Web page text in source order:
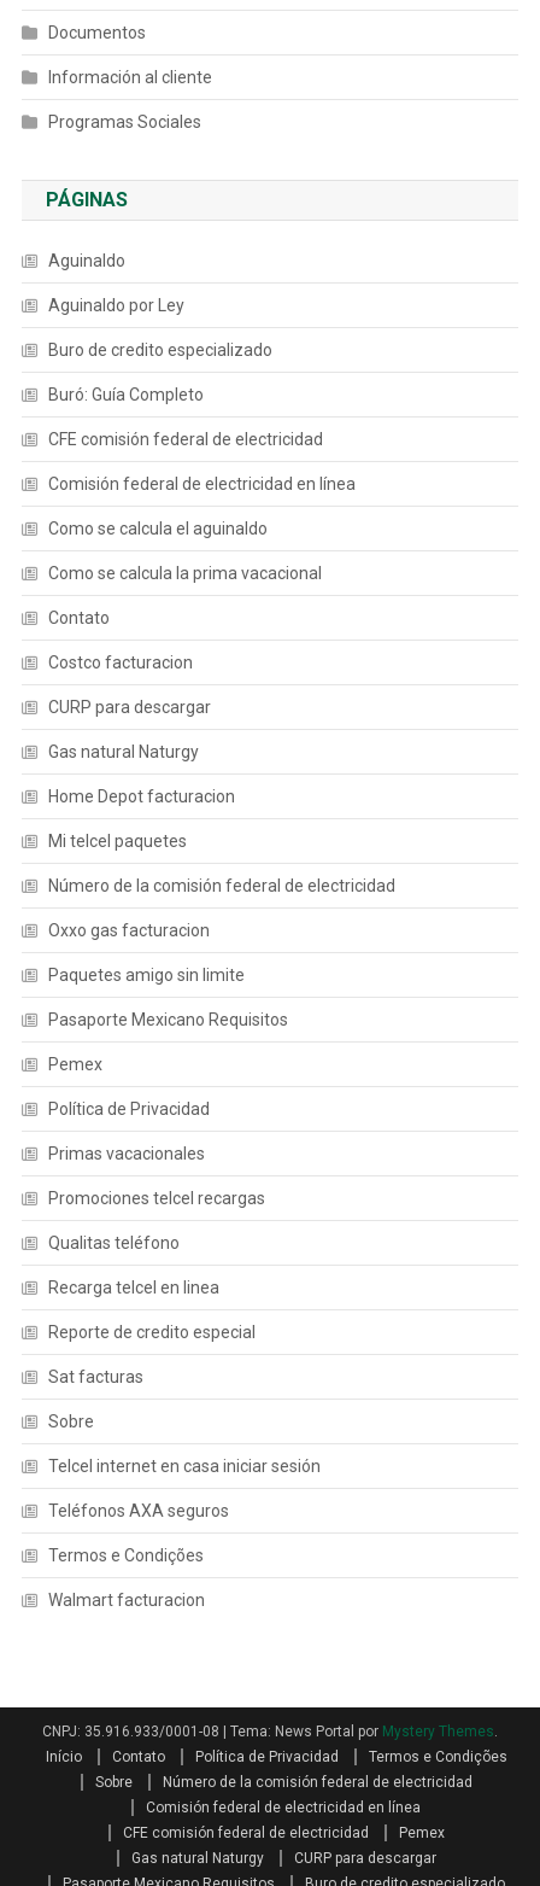
Documentos
Información al cliente
Programas Sociales
PÁGINAS
Aguinaldo
Aguinaldo por Ley
Buro de credito especializado
Buró: Guía Completo
CFE comisión federal de electricidad
Comisión federal de electricidad en línea
Como se calcula el aguinaldo
Como se calcula la prima vacacional
Contato
Costco facturacion
CURP para descargar
Gas natural Naturgy
Home Depot facturacion
Mi telcel paquetes
Número de la comisión federal de electricidad
Oxxo gas facturacion
Paquetes amigo sin limite
Pasaporte Mexicano Requisitos
Pemex
Política de Privacidad
Primas vacacionales
Promociones telcel recargas
Qualitas teléfono
Recarga telcel en linea
Reporte de credito especial
Sat facturas
Sobre
Telcel internet en casa iniciar sesión
Teléfonos AXA seguros
Termos e Condições
Walmart facturacion
CNPJ: 35.916.933/0001-08 Tema: News Portal por Mystery Themes.
Início
Contato Política de Privacidad
Termos e Condições
Sobre
Número de la comisión federal de electricidad
Comisión federal de electricidad en línea
CFE comisión federal de electricidad
Pemex
Gas natural Naturgy
CURP para descargar